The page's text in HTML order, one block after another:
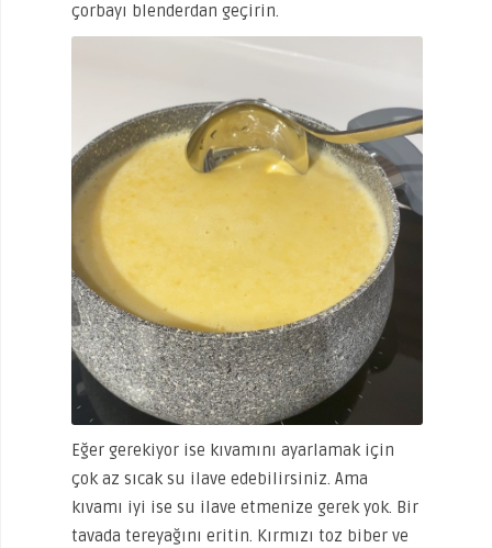
çorbayı blenderdan geçirin.
Eğer gerekiyor ise kıvamını ayarlamak için
çok az sıcak su ilave edebilirsiniz. Ama
kıvamı iyi ise su ilave etmenize gerek yok. Bir
tavada tereyağını eritin. Kırmızı toz biber ve